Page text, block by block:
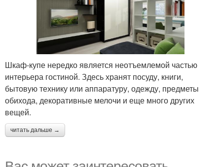
Шкаф-купе нередко является неотъемлемой частью
интерьера гостиной. Здесь хранят посуду, книги,
бытовую технику или аппаратуру, одежду, предметы
обихода, декоративные мелочи и еще много других
вещей.
читать дальше →